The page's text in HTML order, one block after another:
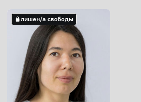
лишен/а свободы